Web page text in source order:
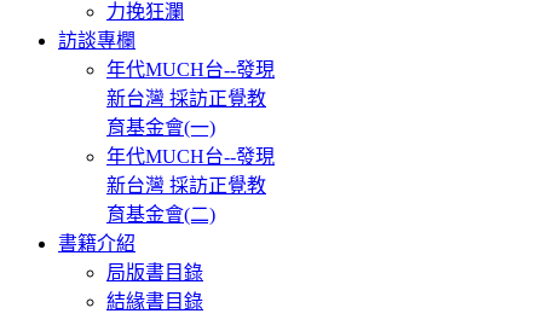
力挽狂瀾
訪談專欄
年代MUCH台--發現
新台灣 採訪正覺教
育基金會(一)
年代MUCH台--發現
新台灣 採訪正覺教
育基金會(二)
書籍介紹
局版書目錄
結緣書目錄